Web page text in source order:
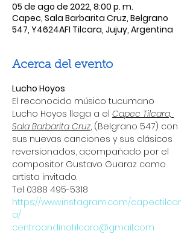
05 de ago de 2022, 8:00 p. m.
Capec, Sala Barbarita Cruz, Belgrano
547, Y4624AFI Tilcara, Jujuy, Argentina
Acerca del evento
Lucho Hoyos
El reconocido músico tucumano
Lucho Hoyos llega a el Capec Tilcara,
Sala Barbarita Cruz, (Belgrano 547) con
sus nuevas canciones y sus clásicos
reversionados, acompañado por el
compositor Gustavo Guaraz como
artista invitado.
Tel 0388 495-5318
https://www.instagram.com/capectilcar
a/
centroandinotilcara@gmail.com